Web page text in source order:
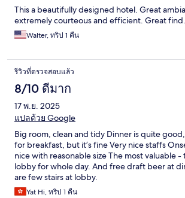
This a beautifully designed hotel. Great
extremely courteous and efficient. Great find.
Walter, ทริป 1 คืน
รีวิวที่ตรวจสอบแล้ว
8/10 ดีมาก
17 พ.ย. 2025
แปลด้วย Google
Big room, clean and tidy Dinner is quite
for breakfast, but it’s fine Very nice staffs
nice with reasonable size The most valuable
lobby for whole day. And free draft beer at
are few stairs at lobby.
Yat Hi, ทริป 1 คืน